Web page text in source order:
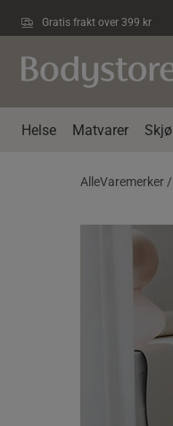
Gratis frakt over 399 kr
Helse Matvarer
AlleVaremerker /